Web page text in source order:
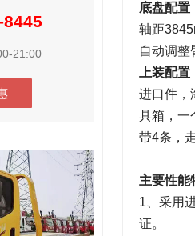
底盘配置
轴距
自动调整
上装配置
进口件，
具箱，一
带4条，
主要性能
1、采用
证。
21:00